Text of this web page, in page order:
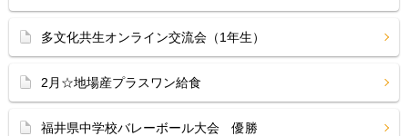
多文化共生オンライン交流会（1年生）
2月☆地場産プラスワン給食
福井県中学校バレーボール大会 優勝